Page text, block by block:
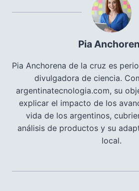
Pia
Pia Anchorena de la cruz es
divulgadora de ciencia.
argentinatecnologia.com, su
explicar el impacto de los
vida de los argentinos,
análisis de productos y su
local.